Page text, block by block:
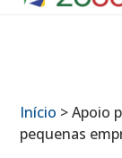
Início >Apoio
pequenas